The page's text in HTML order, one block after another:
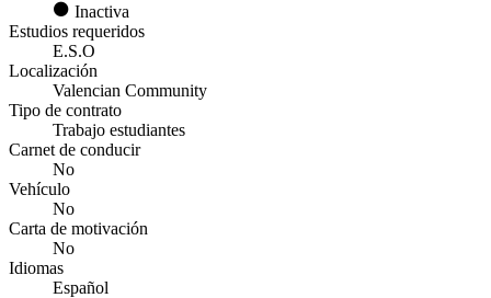
Inactiva
Estudios requeridos
E.S.O
Localización
Valencian Community
Tipo de contrato
Trabajo estudiantes
Carnet de conducir
No
Vehículo
No
Carta de motivación
No
Idiomas
Español